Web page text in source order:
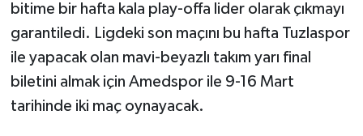
bitime bir hafta kala play-offa lider olarak çıkmayı
garantiledi. Ligdeki son maçını bu hafta Tuzlaspor
ile yapacak olan mavi-beyazlı takım yarı final
biletini almak için Amedspor ile 9-16 Mart
tarihinde iki maç oynayacak.